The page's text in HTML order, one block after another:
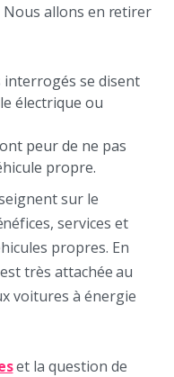
Nous allons en retirer
interrogés se disent
électrique ou
peur de ne pas
propre.
sur le
services et
propres. En
très attachée au
voitures à énergie
et la question de